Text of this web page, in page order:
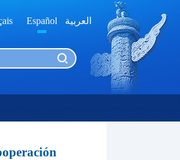
Español العربية